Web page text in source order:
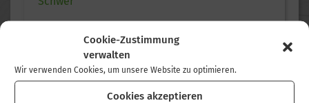
Cookie-Zustimmung
verwalten
Wir verwenden Cookies, um unsere Website zu optimieren.
Cookies akzeptieren
KONDITION